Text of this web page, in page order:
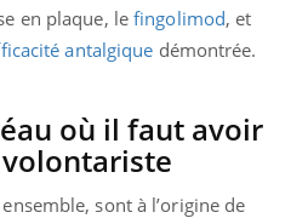
en plaque, lefingolimod, et
antalgique démontrée.
où il faut avoir
sont à l’origine de